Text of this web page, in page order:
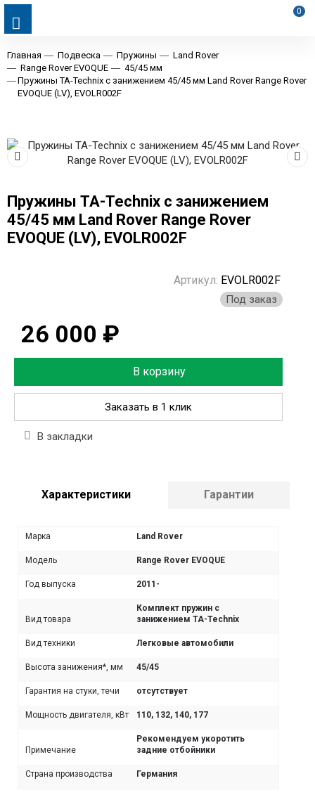
0
Главная Подвеска Пружины
Land Rover
Range Rover EVOQUE
45/45 мм
Пружины TA-Technix с занижением 45/45 мм Land Rover Range Rover
EVOQUE (LV), EVOLR002F
Пружины TA-Technix с занижением
45/45 мм Land Rover Range Rover
EVOQUE (LV), EVOLR002F
Артикул: EVOLR002F
Под заказ
26 000 ₽
В корзину
Заказать в 1 клик
В закладки
Характеристики Гарантии
Марка Land Rover
Модель Range Rover EVOQUE
Год выпуска 2011-
Вид товара
Комплект пружин с
занижением TA-Technix
Вид техники Легковые автомобили
Высота занижения*, мм 45/45
Гарантия на стуки, течи отсутствует
Мощность двигателя, кВт 110, 132, 140, 177
Примечание
Рекомендуем укоротить
задние отбойники
Страна производства Германия